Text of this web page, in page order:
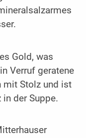
Gold, was
Verruf geratene
mit Stolz und ist
der Suppe.